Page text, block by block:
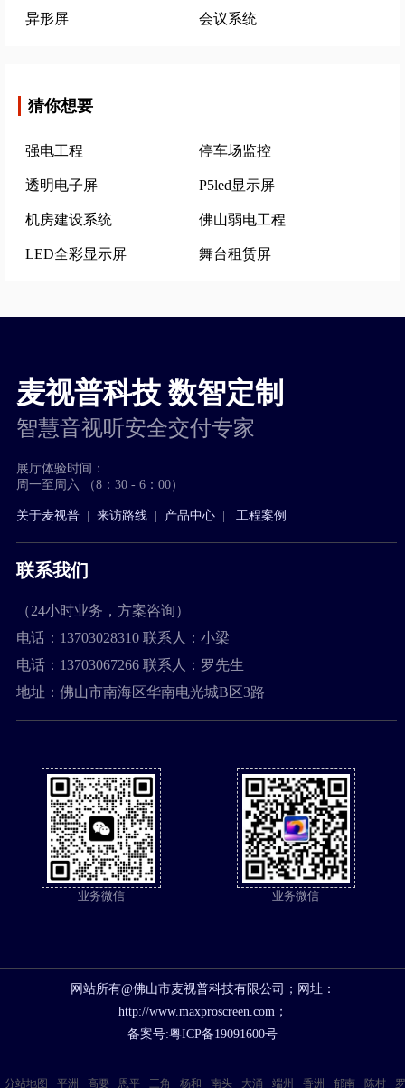
异形屏 会议系统
猜你想要
强电工程 停车场监控
透明电子屏 P5led显示屏
机房建设系统 佛山弱电工程
LED全彩显示屏 舞台租赁屏
麦视普科技 数智定制
智慧音视听安全交付专家
展厅体验时间：
周一至周六 （8：30 - 6：00）
关于麦视普| 来访路线| 产品中心| 工程案例
联系我们
（24小时业务，方案咨询）
电话：13703028310 联系人：小梁
电话：13703067266 联系人：罗先生
地址：佛山市南海区华南电光城B区3路
业务微信 业务微信
网站所有@佛山市麦视普科技有限公司；网址：
http://www.maxproscreen.com；
备案号:粤ICP备19091600号
分站地图 平洲 高要 恩平 三角 杨和 南头 大涌 端州 香洲 郁南 陈村